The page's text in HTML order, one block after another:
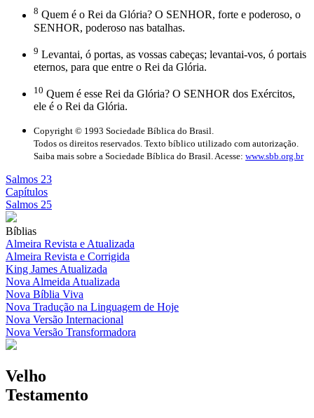
8 Quem é o Rei da Glória? O SENHOR, forte e poderoso, o
SENHOR, poderoso nas batalhas.
9 Levantai, ó portas, as vossas cabeças; levantai-vos, ó portais
eternos, para que entre o Rei da Glória.
10 Quem é esse Rei da Glória? O SENHOR dos Exércitos,
ele é o Rei da Glória.
Copyright © 1993 Sociedade Bíblica do Brasil.
Todos os direitos reservados. Texto bíblico utilizado com autorização.
Saiba mais sobre a Sociedade Bíblica do Brasil. Acesse: www.sbb.org.br
Salmos 23
Capítulos
Salmos 25
Bíblias
Almeira Revista e Atualizada
Almeira Revista e Corrigida
King James Atualizada
Nova Almeida Atualizada
Nova Bíblia Viva
Nova Tradução na Linguagem de Hoje
Nova Versão Internacional
Nova Versão Transformadora
Velho
Testamento